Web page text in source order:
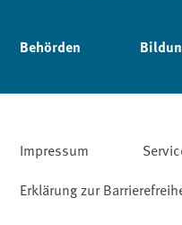
Behörden
Impressum
Erklärung zur